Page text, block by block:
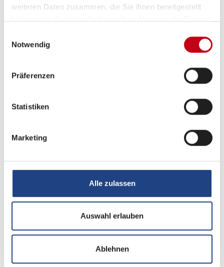
weiteren Daten zusammen, die Sie ihnen bereitgestellt
Notwendig
Präferenzen
Statistiken
Marketing
Alle zulassen
Auswahl erlauben
Ablehnen
Multimedia
WLAN Hotspot
Radio
Rückfahrkamera